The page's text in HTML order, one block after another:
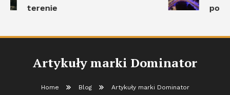
terenie
Artykuły marki Dominator
Home Blog Artykuły marki Dominator